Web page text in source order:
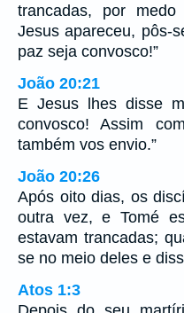
trancadas, por medo
Jesus apareceu, pôs-
paz seja convosco!”
João 20:21
E Jesus lhes disse
convosco! Assim
também vos envio.”
João 20:26
Após oito dias, os
outra vez, e Tomé
estavam trancadas;
se no meio deles e
Atos 1:3